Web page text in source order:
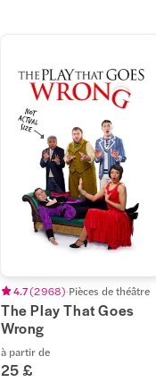
4.7(2 968) Pièces de théâtre
The Play That Goes
Wrong
à partir de
25 £